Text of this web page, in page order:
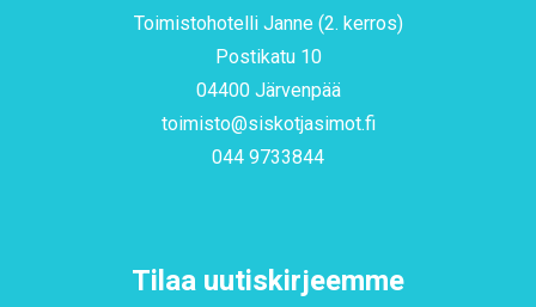
Toimistohotelli Janne (2. kerros)
Postikatu 10
04400 Järvenpää
toimisto@siskotjasimot.fi
044 9733844
Tilaa uutiskirjeemme